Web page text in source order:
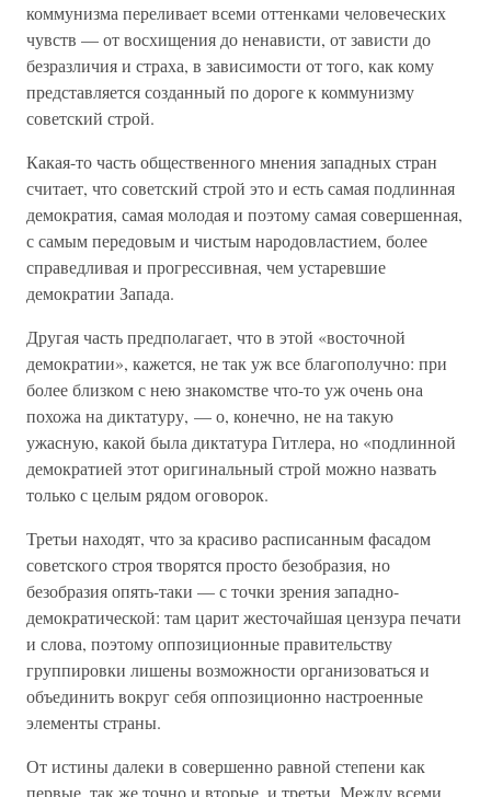
коммунизма переливает всеми оттенками человеческих
чувств — от восхищения до ненависти, от зависти до
безразличия и страха, в зависимости от того, как кому
представляется созданный по дороге к коммунизму
советский строй.
Какая-то часть общественного мнения западных стран
считает, что советский строй это и есть самая подлинная
демократия, самая молодая и поэтому самая совершенная,
с самым передовым и чистым народовластием, более
справедливая и прогрессивная, чем устаревшие
демократии Запада.
Другая часть предполагает, что в этой «восточной
демократии», кажется, не так уж все благополучно: при
более близком с нею знакомстве что-то уж очень она
похожа на диктатуру, — о, конечно, не на такую
ужасную, какой была диктатура Гитлера, но «подлинной
демократией этот оригинальный строй можно назвать
только с целым рядом оговорок.
Третьи находят, что за красиво расписанным фасадом
советского строя творятся просто безобразия, но
безобразия опять-таки — с точки зрения западно-
демократической: там царит жесточайшая цензура печати
и слова, поэтому оппозиционные правительству
группировки лишены возможности организоваться и
объединить вокруг себя оппозиционно настроенные
элементы страны.
От истины далеки в совершенно равной степени как
первые, так же точно и вторые, и третьи. Между всеми